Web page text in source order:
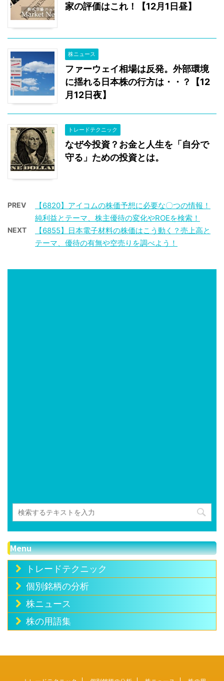
家の評価はこれ！【12月1日昼】
株ニュース
ファーウェイ相場は反発。外部環境
に揺れる日本株の行方は・・？【12
月12日夜】
トレードテクニック
なぜ今投資？お金と人生を「自分で
守る」ための投資とは。
PREV
【6820】アイコムの株価予想に必要な〇つの情報！
純利益とテーマ、株主優待の変化やROEを検索！
NEXT
【6855】日本電子材料の株価はこう動く？売上高と
テーマ、優待の有無や空売りを調べよう！
Menu
トレードテクニック
個別銘柄の分析
株ニュース
株の用語集